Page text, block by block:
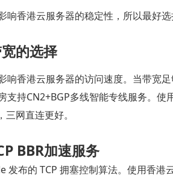
响香港云服务器的稳定性，所以最好
的选择
响香港云服务器的访问速度。当带宽
支持CN2+BGP多线智能专线服务。
网直连更好。
BBR加速服务
发布的 TCP 拥塞控制算法。使用香